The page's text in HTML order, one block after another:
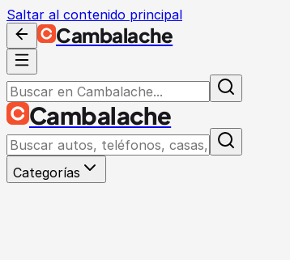
Saltar al contenido principal
Cambalache
Cambalache
Categorías